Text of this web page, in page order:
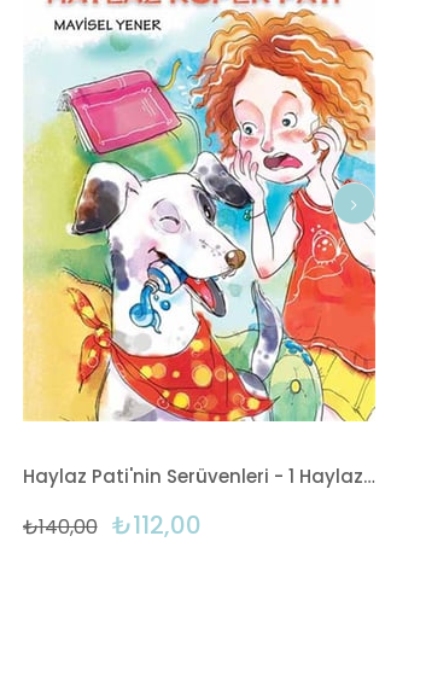
Haylaz Pati'nin Serüvenleri - 1 Haylaz Köpek Pati
₺112,00
₺140,00